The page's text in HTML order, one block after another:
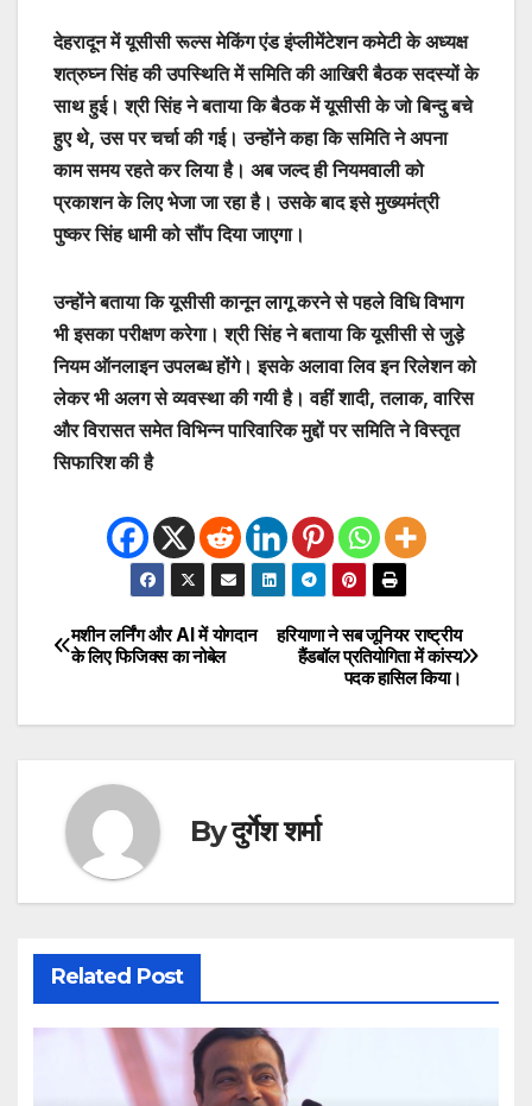
देहरादून में यूसीसी रूल्स मेकिंग एंड इंप्लीमेंटेशन कमेटी के अध्यक्ष
शत्रुघ्न सिंह की उपस्थिति में समिति की आखिरी बैठक सदस्यों के
साथ हुई। श्री सिंह ने बताया कि बैठक में यूसीसी के जो बिन्दु बचे
हुए थे, उस पर चर्चा की गई। उन्होंने कहा कि समिति ने अपना
काम समय रहते कर लिया है। अब जल्द ही नियमवाली को
प्रकाशन के लिए भेजा जा रहा है। उसके बाद इसे मुख्यमंत्री
पुष्कर सिंह धामी को सौंप दिया जाएगा।
उन्होंने बताया कि यूसीसी कानून लागू करने से पहले विधि विभाग
भी इसका परीक्षण करेगा। श्री सिंह ने बताया कि यूसीसी से जुड़े
नियम ऑनलाइन उपलब्ध होंगे। इसके अलावा लिव इन रिलेशन को
लेकर भी अलग से व्यवस्था की गयी है। वहीं शादी, तलाक, वारिस
और विरासत समेत विभिन्न पारिवारिक मुद्दों पर समिति ने विस्तृत
सिफारिश की है
Post
हरियाणा ने सब जूनियर राष्ट्रीय
हैंडबॉल प्रतियोगिता में कांस्य
पदक हासिल किया।
मशीन लर्निंग और AI में योगदान
के लिए फिजिक्स का नोबेल
Byदुर्गेश शर्मा
Related Post